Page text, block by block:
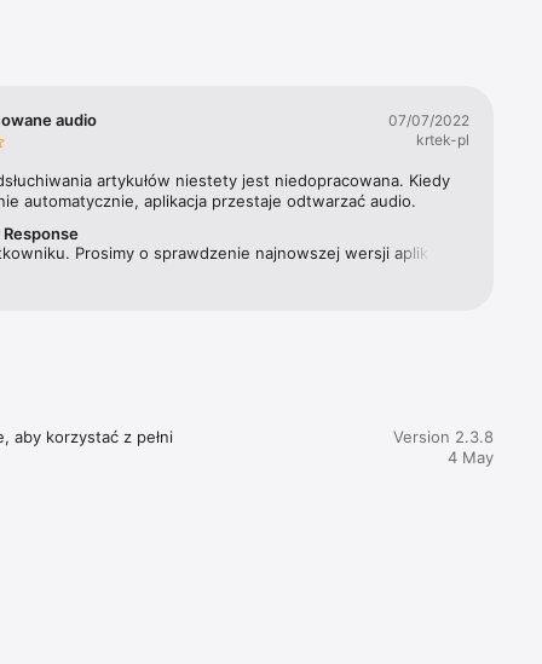
audio
07/07/2022
krtek-pl
artykułów niestety jest niedopracowana. Kiedy
automatycznie, aplikacja przestaje odtwarzać audio.
Prosimy o sprawdzenie najnowszej wersji aplikacji.
aby korzystać z pełni
Version 2.3.8
4 May